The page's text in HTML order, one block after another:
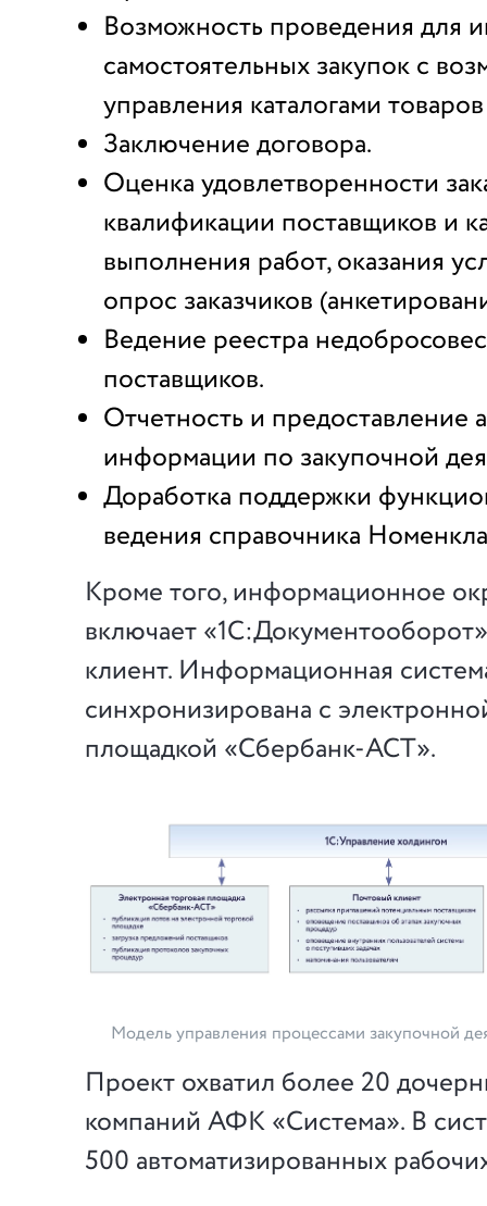
Возможность проведения для
самостоятельных закупок с
управления каталогами
Заключение договора.
Оценкаудовлетворенности
квалификации поставщиков и
выполнения работ, оказания
опрос заказчиков
Ведение реестра
поставщиков.
Отчетность и предоставление
информации по закупочной
Доработка поддержки
ведения справочника
Кроме того, информационное
включает
клиент. Информационная
синхронизирована с
площадкой «Сбербанк-АСТ».
Модель управления процессами закупочной
Проект охватил более 20
компаний АФК «Система». В
500 автоматизированных